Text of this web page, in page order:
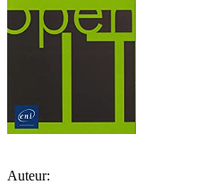
Auteur: